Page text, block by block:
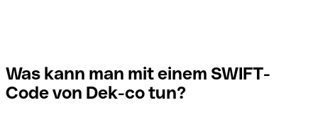
Was kann man mit einem SWIFT-
Code von Dek-co tun?